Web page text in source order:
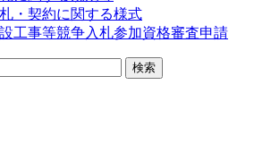
・契約に関する様式
工事等競争入札参加資格審査申請